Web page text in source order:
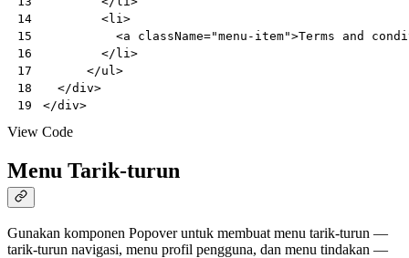
14
15
16
17
18
19
<li >
<a className="menu-item">Terms and
</li >
</ul >
</div>
</div>
View Code
Menu Tarik-turun
Gunakan komponen Popover untuk membuat menu tarik-turun —
tarik-turun navigasi, menu profil pengguna, dan menu tindakan —